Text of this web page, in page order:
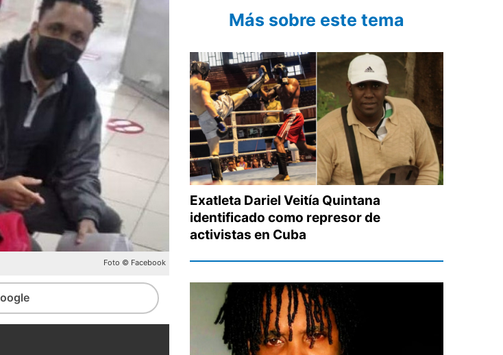
Foto © Facebook
Más sobre este tema
Exatleta Dariel Veitía Quintana
identificado como represor de
activistas en Cuba